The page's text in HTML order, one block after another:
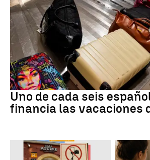
Subida precios
Uno de cada seis
financia las vacaciones